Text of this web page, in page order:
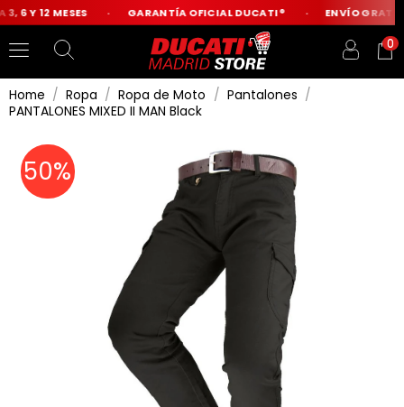
6 Y 12 MESES GARANTÍA OFICIAL DUCATI® ENVÍO GRATIS
0
Home Ropa Ropa de Moto
Pantalones
PANTALONES MIXED II MAN Black
50%